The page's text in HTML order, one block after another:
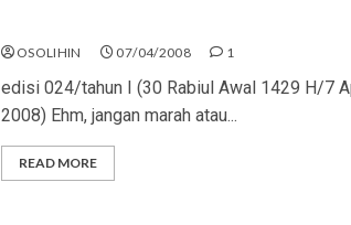
OSOLIHIN 07/04/2008 1
edisi 024/tahun I (30 Rabiul Awal 1429 H/7
2008) Ehm, jangan marah atau...
READ MORE